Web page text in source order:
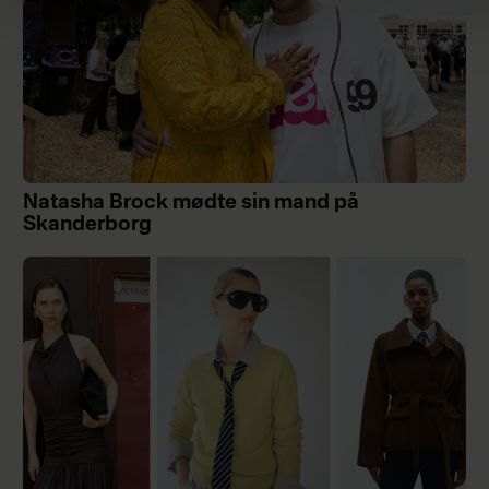
Natasha Brock mødte sin mand på
Skanderborg